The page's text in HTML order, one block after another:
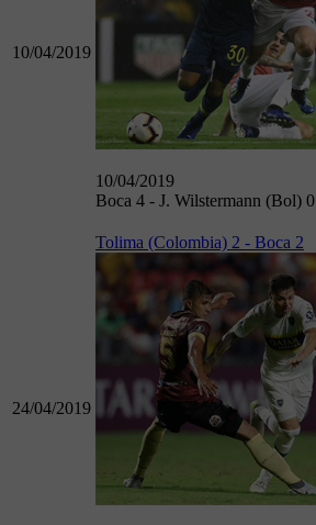
10/04/2019
10/04/2019
Boca 4 - J. Wilstermann (Bol) 0
24/04/2019
Tolima (Colombia) 2 - Boca 2